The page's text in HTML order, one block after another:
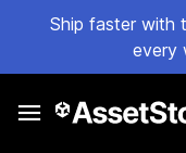
Ship faster with
every